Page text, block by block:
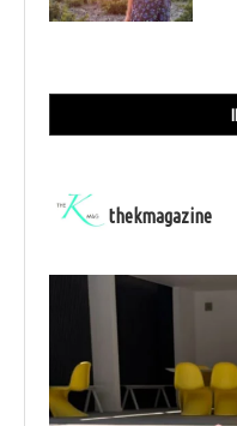
thekmagazine